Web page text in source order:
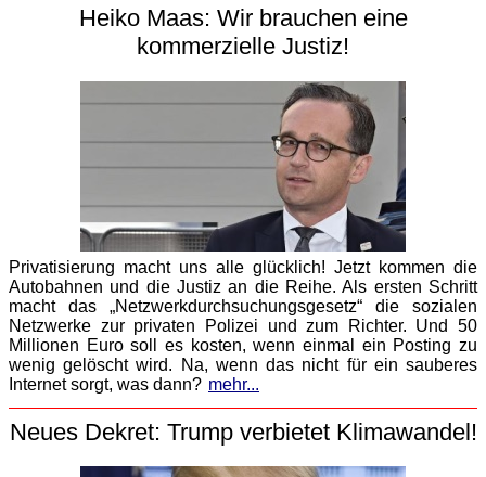
Heiko Maas: Wir brauchen eine
kommerzielle Justiz!
Privatisierung macht uns alle glücklich! Jetzt kommen die
Autobahnen und die Justiz an die Reihe. Als ersten Schritt
macht das „Netzwerkdurchsuchungsgesetz“ die sozialen
Netzwerke zur privaten Polizei und zum Richter. Und 50
Millionen Euro soll es kosten, wenn einmal ein Posting zu
wenig gelöscht wird. Na, wenn das nicht für ein sauberes
Internet sorgt, was dann? mehr...
Neues Dekret: Trump verbietet Klimawandel!